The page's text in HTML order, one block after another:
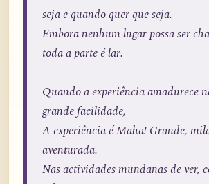
seja e quando quer que seja.
Embora nenhum lugar possa ser
toda a parte é lar.
Quando a experiência amadurece
grande facilidade,
A experiência é Maha! Grande,
aventurada.
Nas actividades mundanas de ver,